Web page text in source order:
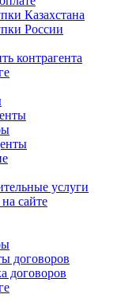
Казахстана
России
контрагента
услуги
сайте
договоров
договоров